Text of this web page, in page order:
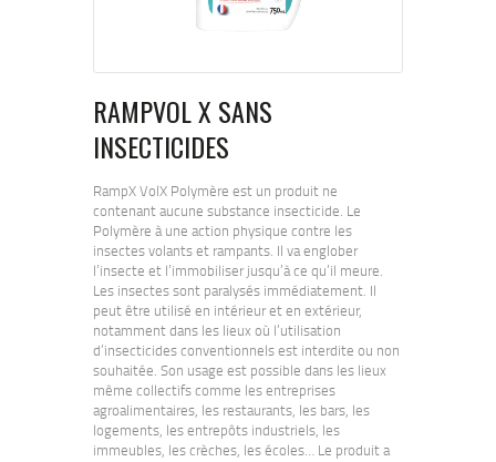
RAMPVOL X SANS
INSECTICIDES
RampX VolX Polymère est un produit ne
contenant aucune substance insecticide. Le
Polymère à une action physique contre les
insectes volants et rampants. Il va englober
l’insecte et l’immobiliser jusqu’à ce qu’il meure.
Les insectes sont paralysés immédiatement. Il
peut être utilisé en intérieur et en extérieur,
notamment dans les lieux où l’utilisation
d’insecticides conventionnels est interdite ou non
souhaitée. Son usage est possible dans les lieux
même collectifs comme les entreprises
agroalimentaires, les restaurants, les bars, les
logements, les entrepôts industriels, les
immeubles, les crèches, les écoles… Le produit a